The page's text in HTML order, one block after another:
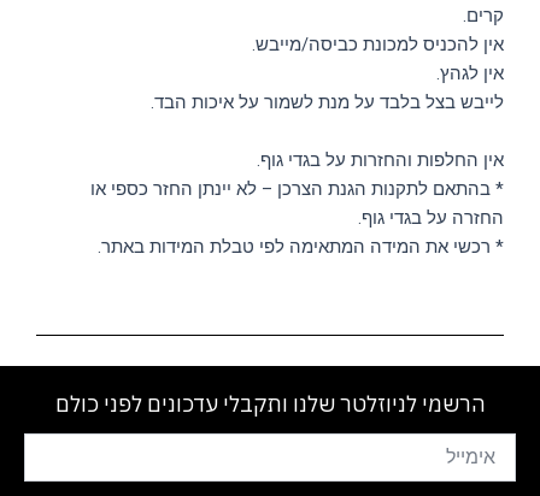
קרים.
אין להכניס למכונת כביסה/מייבש.
אין לגהץ.
לייבש בצל בלבד על מנת לשמור על איכות הבד.
אין החלפות והחזרות על בגדי גוף.
* בהתאם לתקנות הגנת הצרכן – לא יינתן החזר כספי או
החזרה על בגדי גוף.
* רכשי את המידה המתאימה לפי טבלת המידות באתר.
הרשמי לניוזלטר שלנו ותקבלי עדכונים לפני כולם